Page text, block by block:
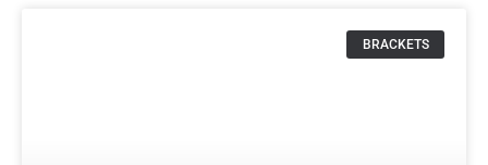
BRACKETS